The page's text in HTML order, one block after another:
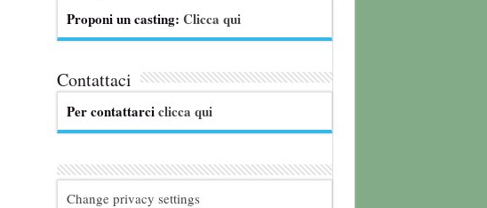
Proponi un casting: Clicca qui
Contattaci
Per contattarciclicca qui
Change privacy settings